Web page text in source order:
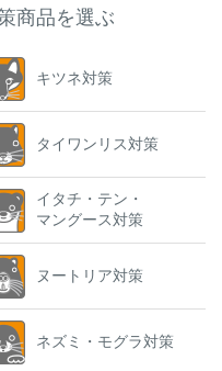
商品を選ぶ
キツネ対策
タイワンリス対策
イタチ・テン・
マングース対策
ヌートリア対策
ネズミ・モグラ対策